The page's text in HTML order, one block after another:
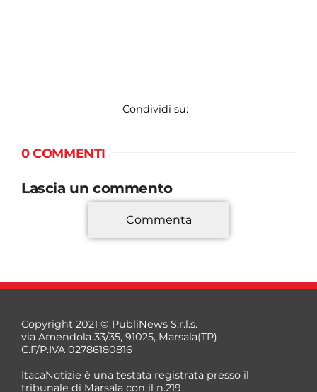
Condividi su:
0 COMMENTI
Lascia un commento
*
Commenta
Copyright 2021 © PubliNews S.r.l.s.
via Amendola 33/35, 91025, Marsala(TP)
C.F/P.IVA 02786180816
ItacaNotizie è una testata registrata presso il
tribunale di Marsala con il n.219